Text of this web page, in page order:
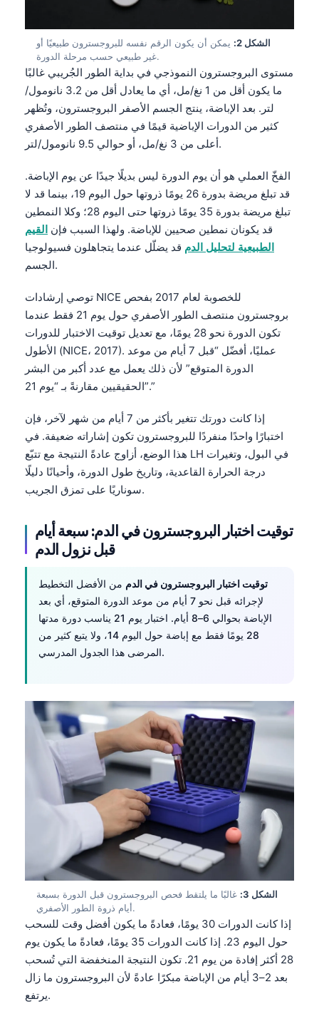
الشكل 2:
يمكن أن يكون الرقم نفسه للبروجسترون طبيعيًا أو
غير طبيعي حسب مرحلة الدورة.
مستوى البروجسترون النموذجي في بداية الطور الجُريبي غالبًا
ما يكون أقل من 1 نغ/مل، أي ما يعادل أقل من 3.2 نانومول/
لتر. بعد الإباضة، ينتج الجسم الأصفر البروجسترون، وتُظهر
كثير من الدورات الإباضية قيمًا في منتصف الطور الأصفري
أعلى من 3 نغ/مل، أو حوالي 9.5 نانومول/لتر.
الفخّ العملي هو أن يوم الدورة ليس بديلًا جيدًا عن يوم الإباضة.
قد تبلغ مريضة بدورة 26 يومًا ذروتها حول اليوم 19، بينما قد لا
تبلغ مريضة بدورة 35 يومًا ذروتها حتى اليوم 28؛ وكلا النمطين
قد يكونان نمطين صحيين للإباضة. ولهذا السبب فإن القيم
الطبيعية لتحليل الدم قد يضلّل عندما يتجاهلون فسيولوجيا
الجسم.
توصي إرشادات NICE للخصوبة لعام 2017 بفحص
بروجسترون منتصف الطور الأصفري حول يوم 21 فقط عندما
تكون الدورة نحو 28 يومًا، مع تعديل توقيت الاختبار للدورات
الأطول (NICE، 2017). عمليًا، أفضّل “قبل 7 أيام من موعد
الدورة المتوقع” لأن ذلك يعمل مع عدد أكبر من البشر
الحقيقيين مقارنةً بـ “يوم 21”.”
إذا كانت دورتك تتغير بأكثر من 7 أيام من شهر لآخر، فإن
اختبارًا واحدًا منفردًا للبروجسترون تكون إشاراته ضعيفة. في
هذا الوضع، أزاوج عادةً النتيجة مع تتبّع LH في البول، وتغيرات
درجة الحرارة القاعدية، وتاريخ طول الدورة، وأحيانًا دليلًا
سوناريًا على تمزق الجريب.
توقيت اختبار البروجسترون في الدم: سبعة أيام
قبل نزول الدم
توقيت اختبار البروجسترون في الدم من الأفضل التخطيط
لإجرائه قبل نحو 7 أيام من موعد الدورة المتوقع، أي بعد
الإباضة بحوالي 6–8 أيام. اختبار يوم 21 يناسب دورة مدتها
28 يومًا فقط مع إباضة حول اليوم 14، ولا يتبع كثير من
المرضى هذا الجدول المدرسي.
الشكل 3:
غالبًا ما يلتقط فحص البروجسترون قبل الدورة بسبعة
أيام ذروة الطور الأصفري.
إذا كانت الدورات 30 يومًا، فعادةً ما يكون أفضل وقت للسحب
حول اليوم 23. إذا كانت الدورات 35 يومًا، فعادةً ما يكون يوم
28 أكثر إفادة من يوم 21. تكون النتيجة المنخفضة التي تُسحب
بعد 2–3 أيام من الإباضة مبكرًا عادةً لأن البروجسترون ما زال
يرتفع.